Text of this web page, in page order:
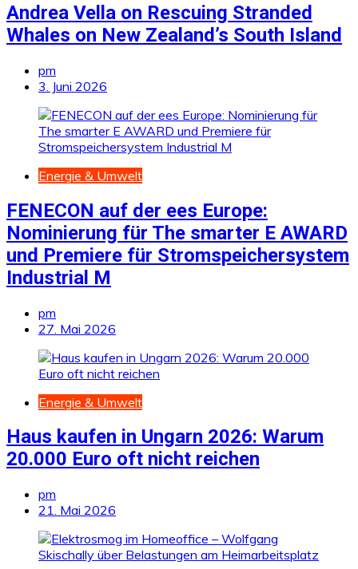
Andrea Vella on Rescuing Stranded
Whales on New Zealand’s South Island
pm
3. Juni 2026
Energie & Umwelt
FENECON auf der ees Europe:
Nominierung für The smarter E AWARD
und Premiere für Stromspeichersystem
Industrial M
pm
27. Mai 2026
Energie & Umwelt
Haus kaufen in Ungarn 2026: Warum
20.000 Euro oft nicht reichen
pm
21. Mai 2026